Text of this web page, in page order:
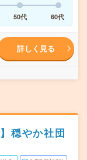
50代 60代
詳しく見る
穏やか社団